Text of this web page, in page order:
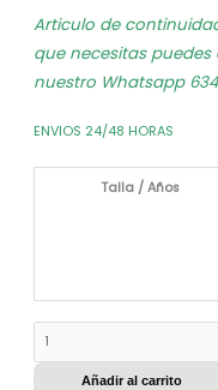
Articulo de
que necesitas
nuestro Whatsapp
ENVIOS 24/48 HORAS
Talla / Años
Añadir al carrito